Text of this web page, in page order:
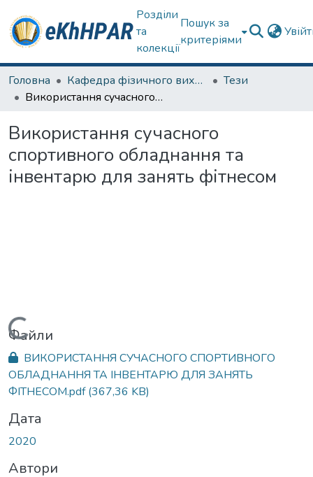
Розділи
та
колекції
Пошук за
критеріями
Головна Кафедра фізичного виховання та спортивного вдосконалення
Тези
Використання сучасного спортивного обладнання та інвентарю для занять фітнесом
Використання сучасного
спортивного обладнання та
інвентарю для занять фітнесом
Вантажиться...
Файли
ВИКОРИСТАННЯ СУЧАСНОГО СПОРТИВНОГО
ОБЛАДНАННЯ ТА ІНВЕНТАРЮ ДЛЯ ЗАНЯТЬ
ФІТНЕСОМ.pdf(367,36 KB)
Дата
2020
Автори